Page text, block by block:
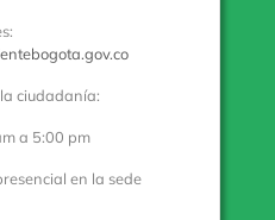
ciudadanía:
a 5:00 pm
en la sede